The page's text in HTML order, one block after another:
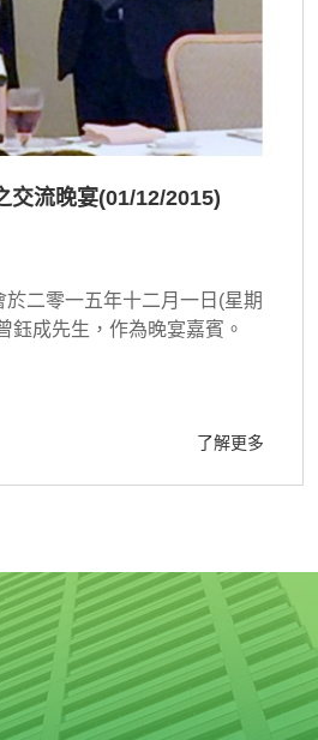
交流晚宴(01/12/2015)
二零一五年十二月一日(星期
鈺成先生，作為晚宴嘉賓。
了解更多